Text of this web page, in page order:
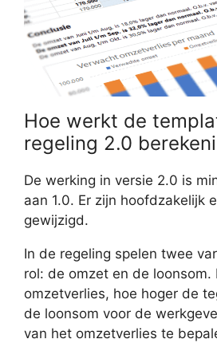
Hoe werkt de
regeling 2.0
De werking in versie 2.0 is
aan 1.0. Er zijn hoofdzakelijk
gewijzigd.
In de regeling spelen twee
rol: de omzet en de loonsom.
omzetverlies, hoe hoger de
de loonsom voor de
van het omzetverlies te